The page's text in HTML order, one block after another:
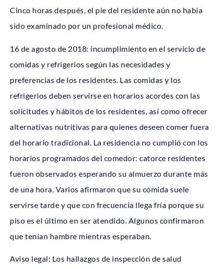
Cinco horas después, el pie del residente aún no había
sido examinado por un profesional médico.
16 de agosto de 2018: incumplimiento en el servicio de
comidas y refrigerios según las necesidades y
preferencias de los residentes. Las comidas y los
refrigerios deben servirse en horarios acordes con las
solicitudes y hábitos de los residentes, así como ofrecer
alternativas nutritivas para quienes deseen comer fuera
del horario tradicional. La residencia no cumplió con los
horarios programados del comedor: catorce residentes
fueron observados esperando su almuerzo durante más
de una hora. Varios afirmaron que su comida suele
servirse tarde y que con frecuencia llega fría porque su
piso es el último en ser atendido. Algunos confirmaron
que tenían hambre mientras esperaban.
Aviso legal: Los hallazgos de inspección de salud